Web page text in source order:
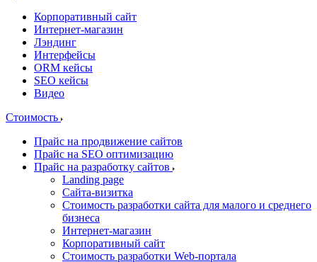
Корпоративный сайт
Интернет-магазин
Лэндинг
Интерфейсы
ORM кейсы
SEO кейсы
Видео
Стоимость
Прайс на продвижение сайтов
Прайс на SEO оптимизацию
Прайс на разработку сайтов
Landing page
Cайта-визитка
Стоимость разработки сайта для малого и среднего
бизнеса
Интернет-магазин
Корпоративный сайт
Стоимость разработки Web-портала